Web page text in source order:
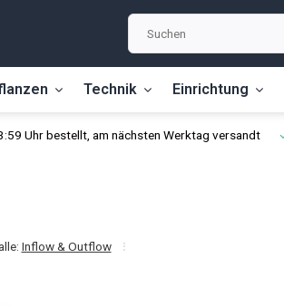
Technik Einrichtung
Uhr bestellt, am nächsten Werktag versandt
Inflow & Outflow